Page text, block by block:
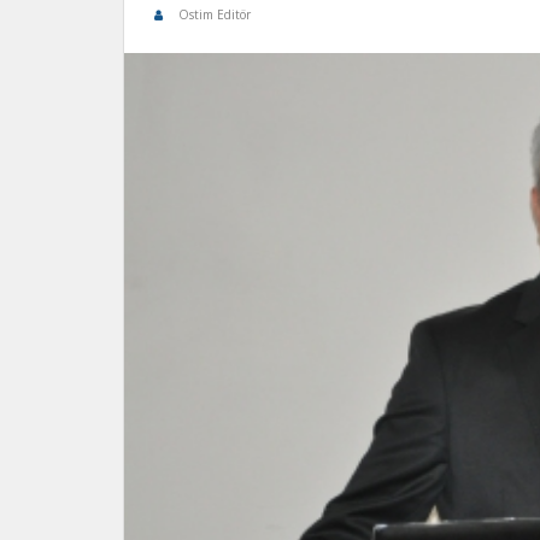
Ostim Editör